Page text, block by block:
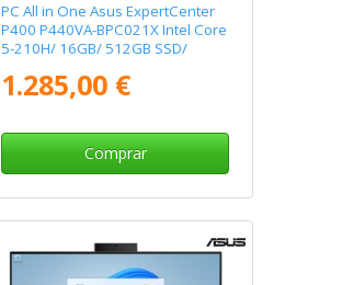
PC All in One Asus ExpertCenter
P400 P440VA-BPC021X Intel Core
5-210H/ 16GB/ 512GB SSD/
1.285,00 €
Comprar